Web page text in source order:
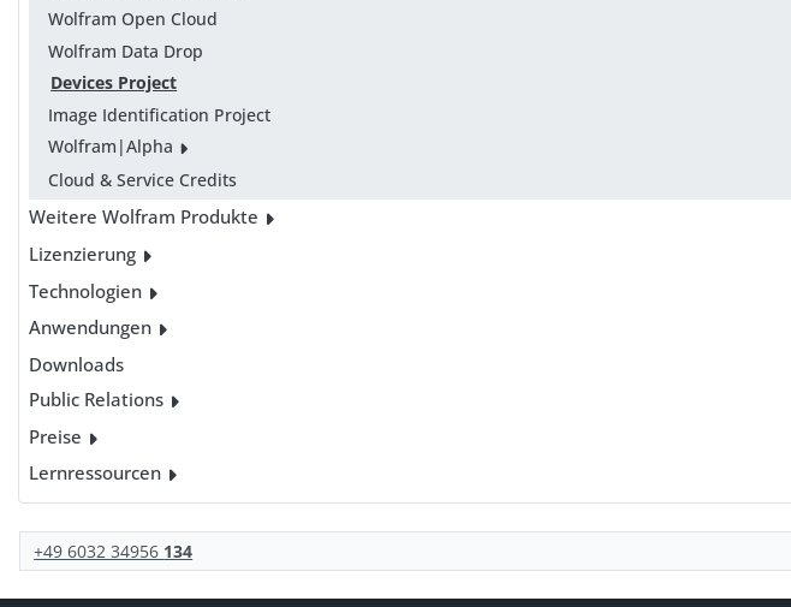
Wolfram Open Cloud
Wolfram Data Drop
Devices Project
Image Identification Project
Wolfram|Alpha
Cloud & Service Credits
Weitere Wolfram Produkte
Lizenzierung
Technologien
Anwendungen
Downloads
Public Relations
Preise
Lernressourcen
+49 6032 34956 134